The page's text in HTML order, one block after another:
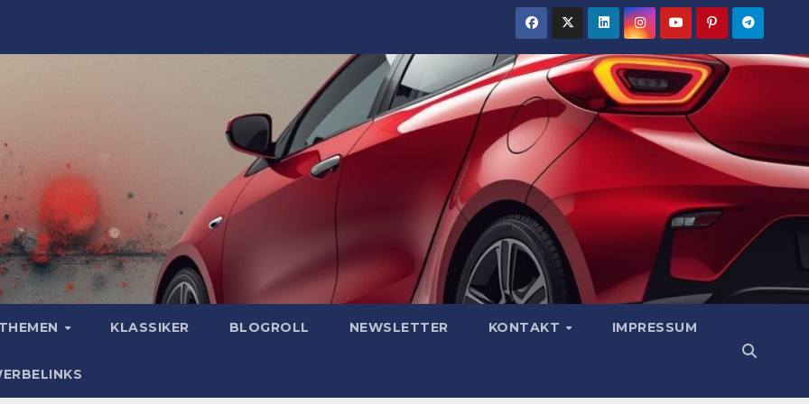
KLASSIKER BLOGROLL NEWSLETTER KONTAKT IMPRESSUM